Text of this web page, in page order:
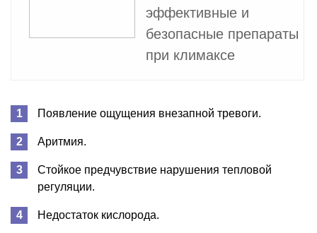
эффективные и
безопасные препараты
при климаксе
Появление ощущения внезапной тревоги.
Аритмия.
Стойкое предчувствие нарушения тепловой
регуляции.
Недостаток кислорода.